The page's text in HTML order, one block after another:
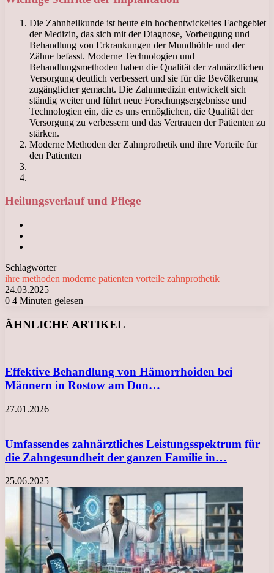
Die Zahnheilkunde ist heute ein hochentwickeltes Fachgebiet
der Medizin, das sich mit der Diagnose, Vorbeugung und
Behandlung von Erkrankungen der Mundhöhle und der
Zähne befasst. Moderne Technologien und
Behandlungsmethoden haben die Qualität der zahnärztlichen
Versorgung deutlich verbessert und sie für die Bevölkerung
zugänglicher gemacht. Die Zahnmedizin entwickelt sich
ständig weiter und führt neue Forschungsergebnisse und
Technologien ein, die es uns ermöglichen, die Qualität der
Versorgung zu verbessern und das Vertrauen der Patienten zu
stärken.
Moderne Methoden der Zahnprothetik und ihre Vorteile für
den Patienten
Heilungsverlauf und Pflege
Schlagwörter
ihre methoden moderne patienten vorteile zahnprothetik
24.03.2025
0 4 Minuten gelesen
ÄHNLICHE ARTIKEL
Effektive Behandlung von Hämorrhoiden bei
Männern in Rostow am Don…
27.01.2026
Umfassendes zahnärztliches Leistungsspektrum für
die Zahngesundheit der ganzen Familie in…
25.06.2025